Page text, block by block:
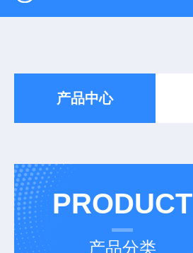
产品中心
PRODUCT
产品分类